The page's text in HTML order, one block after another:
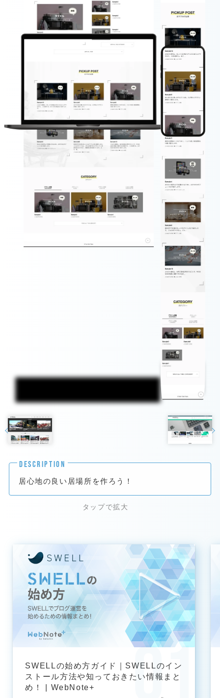
DESCRIPTION
居心地の良い居場所を作ろう！
SWELLの始め方ガイド｜SWELLのイン
ストール方法や知っておきたい情報まと
め！ | WebNote+